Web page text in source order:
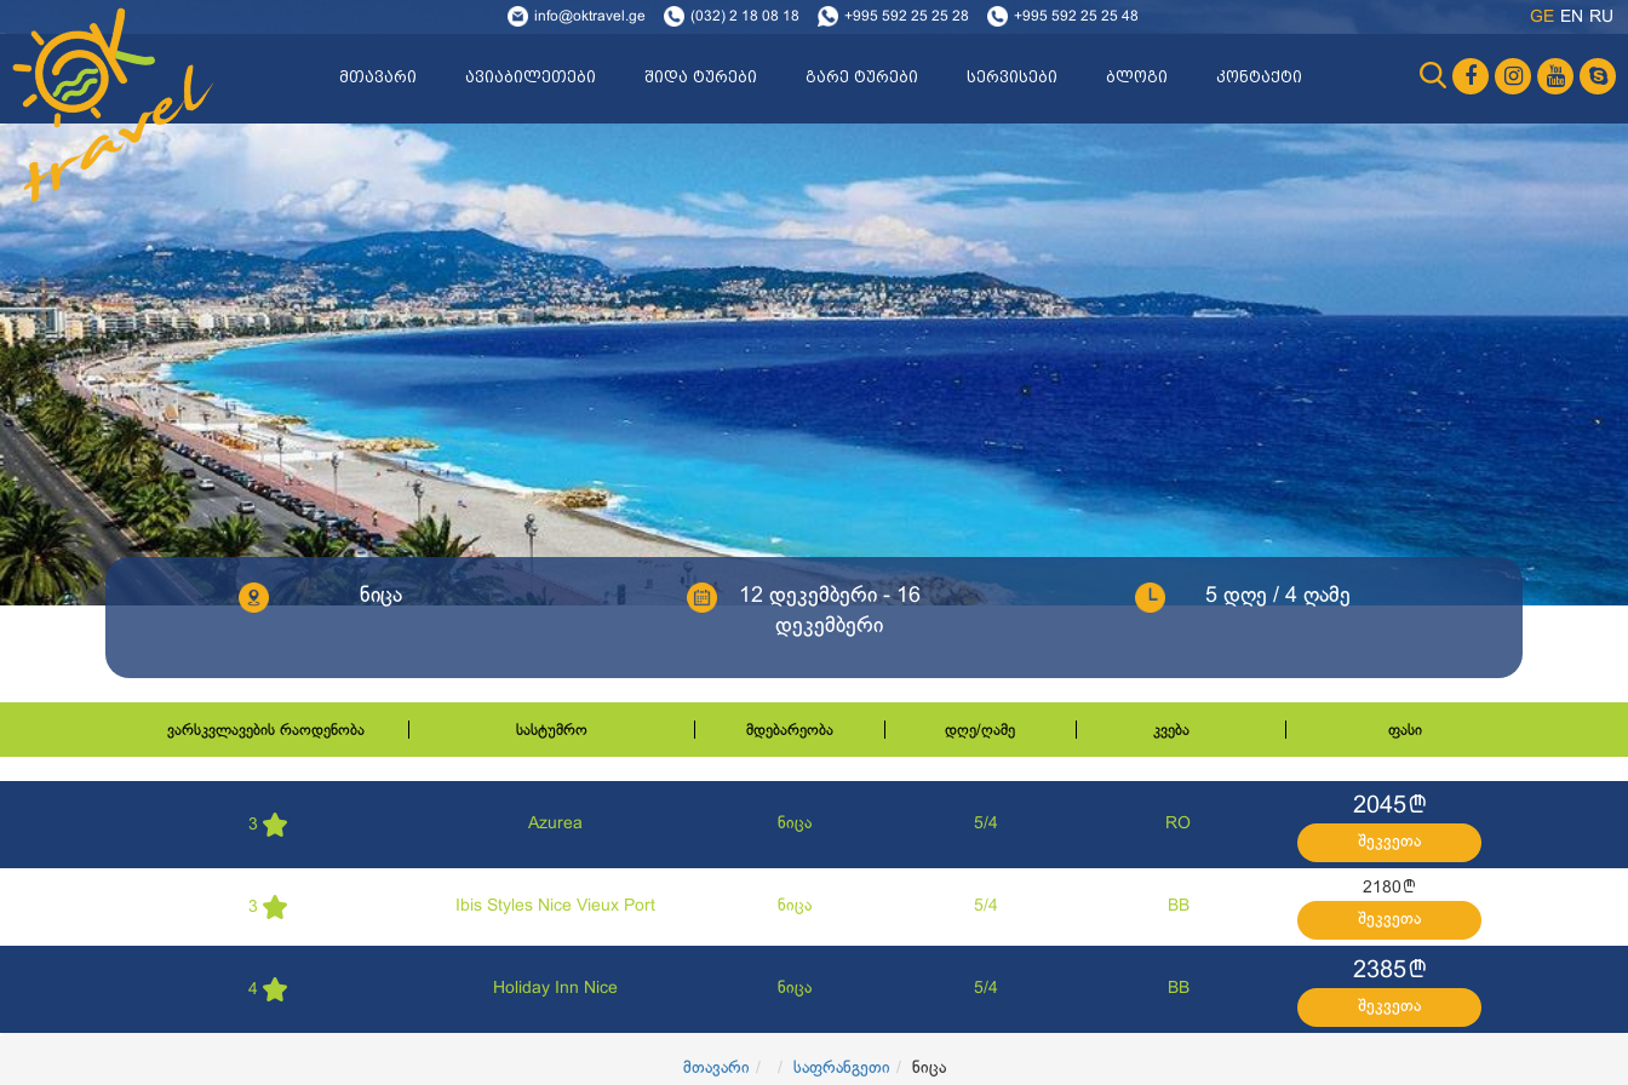
info@oktravel.ge (032) 2 18 08 18 +995 592 25 25 28 +995 592 25 25 48 GE EN RU
მთავარი ავიაბილეთები შიდა ტურები გარე ტურები სერვისები ბლოგი კონტაქტი
ნიცა
12 დეკემბერი - 16
დეკემბერი
5 დღე / 4 ღამე
ვარსკვლავების რაოდენობა სასტუმრო მდებარეობა დღე/ღამე კვება ფასი
3 Azurea ნიცა 5/4 RO
2045l
შეკვეთა
3 Ibis Styles Nice Vieux Port ნიცა 5/4 BB
2180 l
შეკვეთა
4 Holiday Inn Nice ნიცა 5/4 BB
2385l
შეკვეთა
მთავარი საფრანგეთი ნიცა